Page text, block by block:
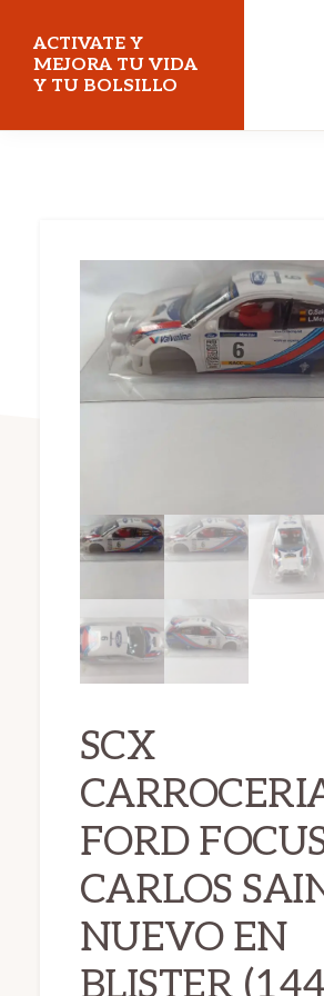
contenido
principal
ACTIVATE Y
MEJORA TU VIDA
Y TU BOLSILLO
SCX
FORD
CARLOS
NUEVO EN